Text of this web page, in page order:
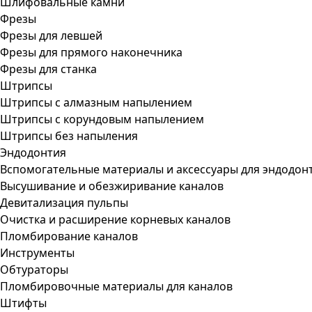
Фрезы
Фрезы для левшей
Фрезы для прямого наконечника
Фрезы для станка
Штрипсы
Штрипсы c алмазным напылением
Штрипсы c корундовым напылением
Штрипсы без напыления
Эндодонтия
Вспомогательные материалы и аксессуары для
Высушивание и обезжиривание каналов
Девитализация пульпы
Очистка и расширение корневых каналов
Пломбирование каналов
Инструменты
Обтураторы
Пломбировочные материалы для каналов
Штифты